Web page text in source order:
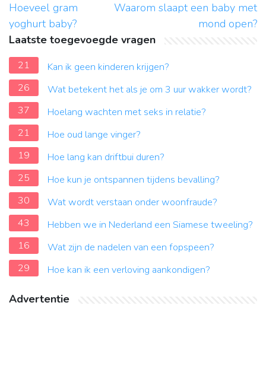
Hoeveel gram
yoghurt baby?
Waarom slaapt een baby met
mond open?
Laatste toegevoegde vragen
21
Kan ik geen kinderen krijgen?
26
Wat betekent het als je om 3 uur wakker wordt?
37
Hoelang wachten met seks in relatie?
21
Hoe oud lange vinger?
19
Hoe lang kan driftbui duren?
25
Hoe kun je ontspannen tijdens bevalling?
30
Wat wordt verstaan onder woonfraude?
43
Hebben we in Nederland een Siamese tweeling?
16
Wat zijn de nadelen van een fopspeen?
29
Hoe kan ik een verloving aankondigen?
Advertentie